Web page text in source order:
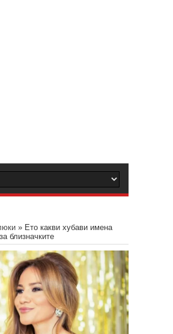
» Ето какви хубави имена
близначките